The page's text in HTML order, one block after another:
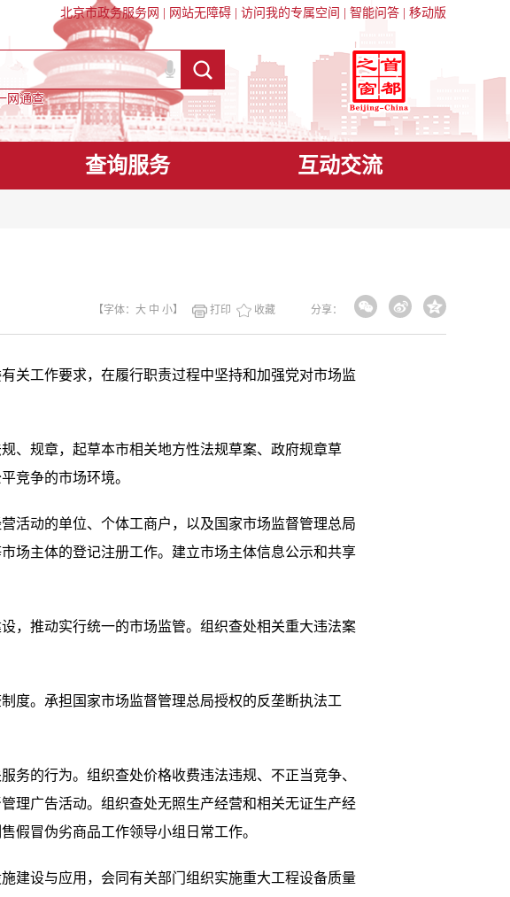
北京市政务服务网 网站无障碍 访问我的专属空间 智能问答 移动版
网通查
查询服务 互动交流
分享：
【字体： 大 中 小】 打印 收藏
工作要求，在履行职责过程中坚持和加强党对市场监
规章，起草本市相关地方性法规草案、政府规章草
竞争的市场环境。
动的单位、个体工商户，以及国家市场监督管理总局
场主体的登记注册工作。建立市场主体信息公示和共享
推动实行统一的市场监管。组织查处相关重大违法案
。承担国家市场监督管理总局授权的反垄断执法工
的行为。组织查处价格收费违法违规、不正当竞争、
理广告活动。组织查处无照生产经营和相关无证生产经
假冒伪劣商品工作领导小组日常工作。
设与应用，会同有关部门组织实施重大工程设备质量